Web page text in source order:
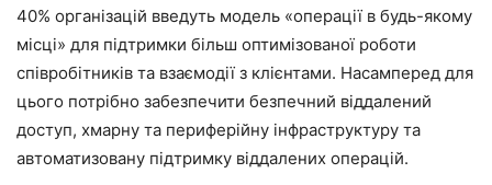
40% організацій введуть модель «операції в будь-якому
місці» для підтримки більш оптимізованої роботи
співробітників та взаємодії з клієнтами. Насамперед для
цього потрібно забезпечити безпечний віддалений
доступ, хмарну та периферійну інфраструктуру та
автоматизовану підтримку віддалених операцій.